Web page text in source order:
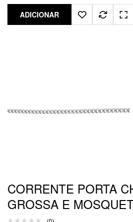
ADICIONAR
CORRENTE PORTA
GROSSA E